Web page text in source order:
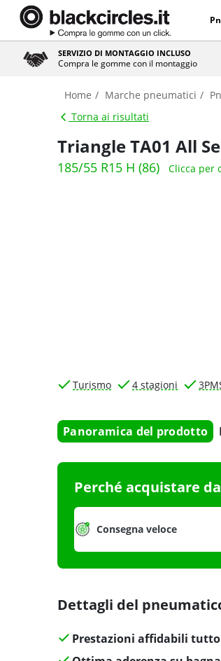
SERVIZIO DI MONTAGGIO INCLUSO
Compra le gomme con il montaggio
Home Marche pneumatici
Torna ai risultati
Triangle TA01 All
185/55 R15 H (86) Clicca per
Turismo 4 stagioni
Panoramica del prodotto
Perché acquistare
Consegna veloce
Dettagli del
Prestazioni affidabili tutto